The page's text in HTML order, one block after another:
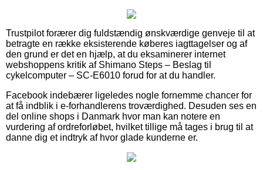
Trustpilot forærer dig fuldstændig ønskværdige genveje til at
betragte en række eksisterende køberes iagttagelser og af
den grund er det en hjælp, at du eksaminerer internet
webshoppens kritik af Shimano Steps – Beslag til
cykelcomputer – SC-E6010 forud for at du handler.
Facebook indebærer ligeledes nogle fornemme chancer for
at få indblik i e-forhandlerens troværdighed. Desuden ses en
del online shops i Danmark hvor man kan notere en
vurdering af ordreforløbet, hvilket tillige må tages i brug til at
danne dig et indtryk af hvor glade kunderne er.